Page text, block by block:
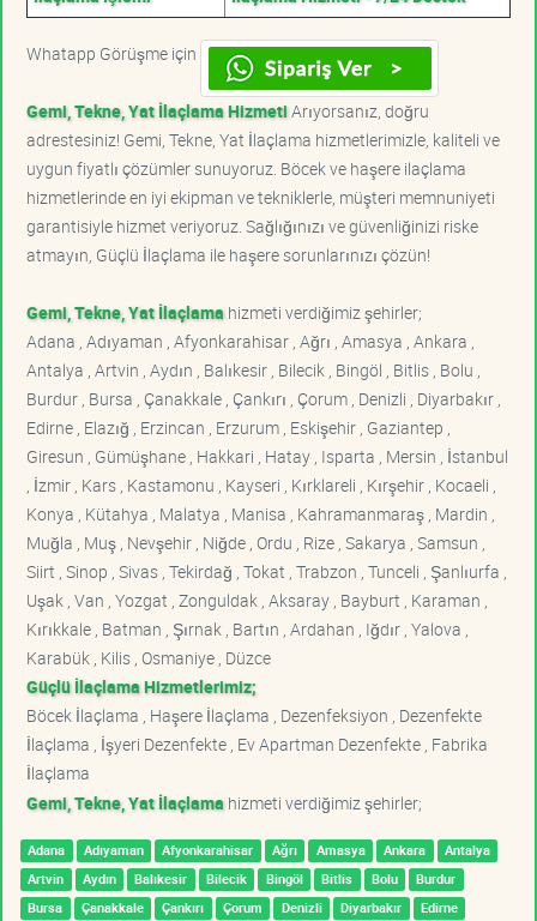
Whatapp Görüşme için
Gemi, Tekne, Yat İlaçlama HizmetiArıyorsanız, doğru
adrestesiniz! Gemi, Tekne, Yat İlaçlama hizmetlerimizle, kaliteli ve
uygun fiyatlı çözümler sunuyoruz. Böcek ve haşere ilaçlama
hizmetlerinde en iyi ekipman ve tekniklerle, müşteri memnuniyeti
garantisiyle hizmet veriyoruz. Sağlığınızı ve güvenliğinizi riske
atmayın, Güçlü İlaçlama ile haşere sorunlarınızı çözün!
Gemi, Tekne, Yat İlaçlama hizmeti verdiğimiz şehirler;
Adana , Adıyaman , Afyonkarahisar , Ağrı , Amasya , Ankara ,
Antalya , Artvin , Aydın , Balıkesir , Bilecik , Bingöl , Bitlis , Bolu ,
Burdur , Bursa , Çanakkale , Çankırı , Çorum , Denizli , Diyarbakır ,
Edirne , Elazığ , Erzincan , Erzurum , Eskişehir , Gaziantep ,
Giresun , Gümüşhane , Hakkari , Hatay , Isparta , Mersin , İstanbul
, İzmir , Kars , Kastamonu , Kayseri , Kırklareli , Kırşehir , Kocaeli ,
Konya , Kütahya , Malatya , Manisa , Kahramanmaraş , Mardin ,
Muğla , Muş , Nevşehir , Niğde , Ordu , Rize , Sakarya , Samsun ,
Siirt , Sinop , Sivas , Tekirdağ , Tokat , Trabzon , Tunceli , Şanlıurfa ,
Uşak , Van , Yozgat , Zonguldak , Aksaray , Bayburt , Karaman ,
Kırıkkale , Batman , Şırnak , Bartın , Ardahan , Iğdır , Yalova ,
Karabük , Kilis , Osmaniye , Düzce
Güçlü İlaçlama Hizmetlerimiz;
Böcek İlaçlama , Haşere İlaçlama , Dezenfeksiyon , Dezenfekte
İlaçlama , İşyeri Dezenfekte , Ev Apartman Dezenfekte , Fabrika
İlaçlama
Gemi, Tekne, Yat İlaçlama hizmeti verdiğimiz şehirler;
Adana Adıyaman Afyonkarahisar Ağrı Amasya Ankara
Antalya
Artvin
Aydın Balıkesir Bilecik Bingöl Bitlis Bolu
Burdur
Bursa
Çanakkale Çankırı Çorum Denizli Diyarbakır Edirne